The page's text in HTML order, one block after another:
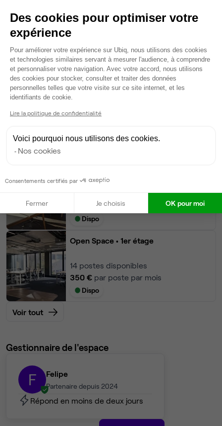
Voir plus
Ma sélection de bureau
Open Space• 1er étage
32postes disponibles
350 €
Dispo
Modifier
Autres bureaux de cet espace :
2 800 €
Dispo
Open Space • 1er étage
14 postes disponibles
350 € par poste par mois
Dispo
Voir tout
Gestionnaire de l'espace
F Felipe
Partenaire depuis 2024
Répond en moins de deux jours
Des cookies pour optimiser votre
expérience
Plateforme de Gestion du
Pour améliorer votre expérience sur Ubiq, nous utilisons des cookies
et technologies similaires servant à mesurer l'audience, à comprendre
et personnaliser votre navigation. Avec votre accord, nous utilisons
des cookies pour stocker, consulter et traiter des données
personnelles telles que votre visite sur ce site internet, et les
identifiants de cookie.
Lire la politique de confidentialité
Voici pourquoi nous utilisons des cookies.
Nos cookies
Consentements certifiés par
Fermer Je choisis OK pour moi